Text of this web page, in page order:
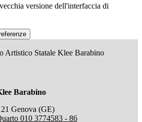
versione dell'interfaccia di
Artistico Statale Klee Barabino
Barabino
Genova (GE)
010 3774583 - 86